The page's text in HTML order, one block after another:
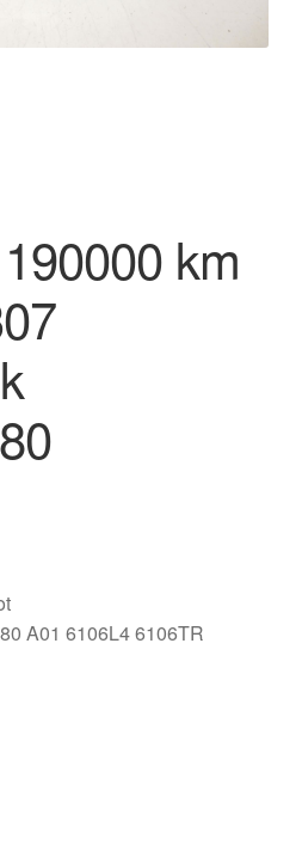
km
A01 6106L4 6106TR